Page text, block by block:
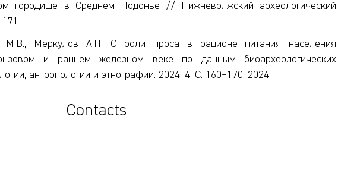
городище в Среднем Подонье // Нижневолжский археологический
М.В., Меркулов А.Н. О роли проса в рационе питания населения
и раннем железном веке по данным биоархеологических
антропологии и этнографии. 2024. 4. С. 160–170, 2024.
Contacts